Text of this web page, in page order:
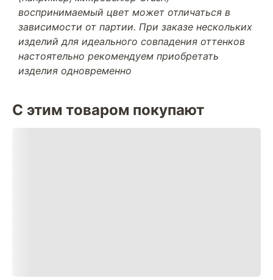
воспринимаемый цвет может отличаться в
зависимости от партии. При заказе нескольких
изделий для идеального совпадения оттенков
настоятельно рекомендуем приобретать
изделия одновременно
С этим товаром покупают